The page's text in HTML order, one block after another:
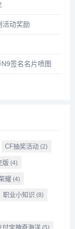
活动奖励
签名名片喷图
CF抽奖活动 (2)
版 (4)
耀 (4)
职业小知识 (8)
付宝神奇海洋 (5)